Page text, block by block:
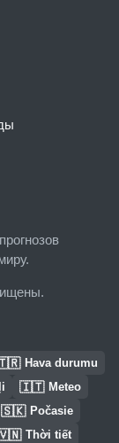
Hava durumu
🇮🇹 Meteo
🇸🇰 Počasie
Thời tiết